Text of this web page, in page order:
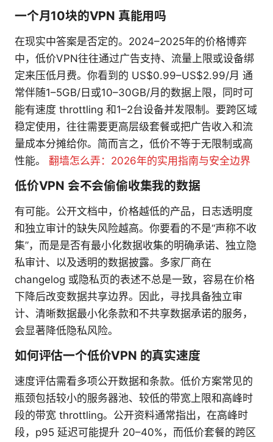
一个月10块的VPN 真能用吗
在现实中答案是否定的。2024–2025年的价格博弈
中，低价VPN往往通过广告支持、流量上限或设备绑
定来压低月费。你看到的 US$0.99–US$2.99/月 通
常伴随1–5GB/日或10–30GB/月的数据上限，同时可
能有速度 throttling 和1–2台设备并发限制。要跨区域
稳定使用，往往需要更高层级套餐或把广告收入和流
量成本分摊给你。简而言之，低价不等于无限制或高
性能。 翻墙怎么弄：2026年的实用指南与安全边界
低价VPN 会不会偷偷收集我的数据
有可能。公开文档中，价格越低的产品，日志透明度
和独立审计的缺失风险越高。你要看的不是“声称不收
集”，而是是否有最小化数据收集的明确承诺、独立隐
私审计、以及透明的数据披露。多家厂商在
changelog 或隐私页的表述不总是一致，容易在价格
下降后改变数据共享边界。因此，寻找具备独立审
计、清晰数据最小化条款和不共享数据承诺的服务，
会显著降低隐私风险。
如何评估一个低价VPN 的真实速度
速度评估需看多项公开数据和条款。低价方案常见的
瓶颈包括较小的服务器池、较低的带宽上限和高峰时
段的带宽 throttling。公开资料通常指出，在高峰时
段，p95 延迟可能提升 20–40%，而低价套餐的跨区